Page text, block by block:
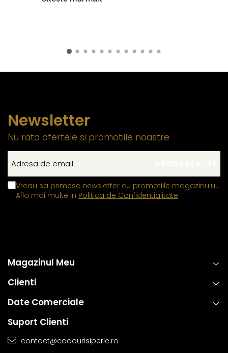
Newsletter
Nu rata ofertele si promotiile noastre
Vreau sa primesc newsletter cu promotiile magazinului.
Afla mai multe in Politica de Confidentialitate
Magazinul Meu
Clienti
Date Comerciale
Suport Clienti
contact@cadourisiperle.ro